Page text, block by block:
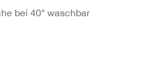
bei 40° waschbar